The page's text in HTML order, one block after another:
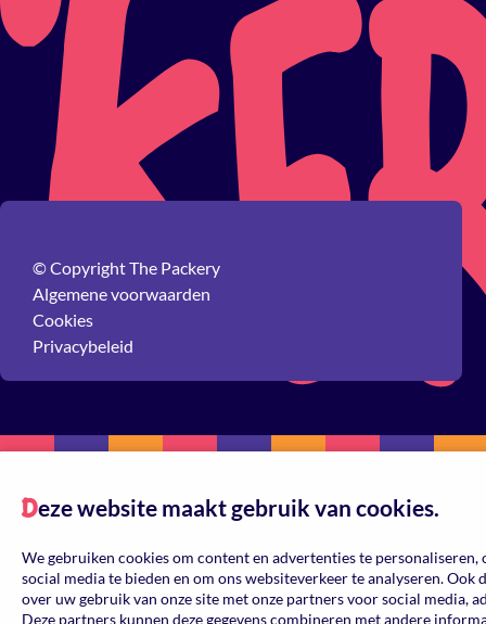
© Copyright The Packery
Algemene voorwaarden
Cookies
Privacybeleid
Deze website maakt gebruik van cookies.
We gebruiken cookies om content en advertenties te
social media te bieden en om ons websiteverkeer te analyseren. Ook
over uw gebruik van onze site met onze partners voor social media,
Deze partners kunnen deze gegevens combineren met andere